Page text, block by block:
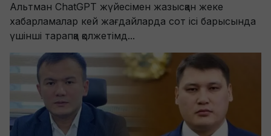
Альтман ChatGPT жүйесімен жазысқан жеке
хабарламалар кей жағдайларда сот ісі барысында
үшінші тарапқа қолжетімд...